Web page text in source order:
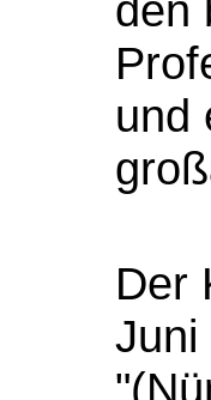
und
Der
Juni